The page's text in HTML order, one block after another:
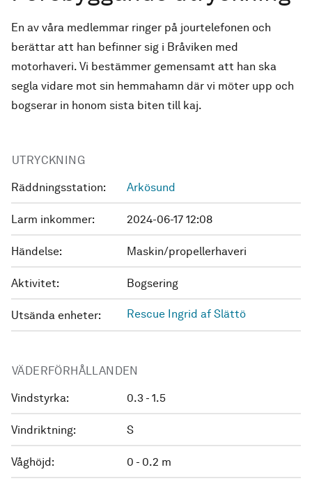
En av våra medlemmar ringer på jourtelefonen och
berättar att han befinner sig i Bråviken med
motorhaveri. Vi bestämmer gemensamt att han ska
segla vidare mot sin hemmahamn där vi möter upp och
bogserar in honom sista biten till kaj.
UTRYCKNING
Räddningsstation: Arkösund
Larm inkommer: 2024-06-17 12:08
Händelse: Maskin/propellerhaveri
Aktivitet: Bogsering
Utsända enheter: Rescue Ingrid af Slättö
VÄDERFÖRHÅLLANDEN
Vindstyrka: 0.3 - 1.5
Vindriktning: S
Våghöjd: 0 - 0.2 m